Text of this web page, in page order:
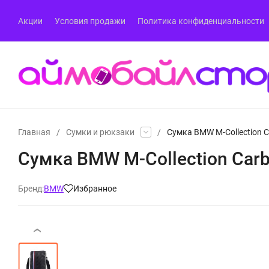
Акции Условия продажи Политика конфиденциальности
Главная / Сумки и рюкзаки / Сумка BMW M-Collection
Сумка BMW M-Collection
Бренд:BMW Избранное
‹